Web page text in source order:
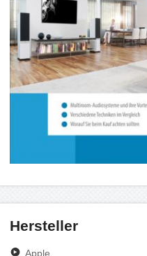
Hersteller
Apple